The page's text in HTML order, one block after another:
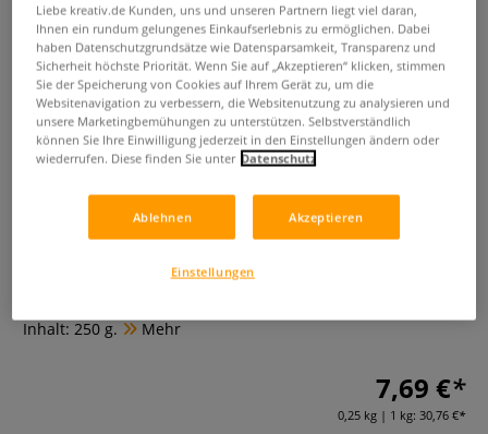
ARTIDEE® 3D-Glasgel
0 Bewertungen
lichtdurchlässigen 3D-Effekten auf transparenten
Inhalt: 250 g.
Mehr
7,69 €
0,25 kg | 1 kg: 30,76 €
Liebe kreativ.de Kunden, uns und unseren Partnern liegt viel daran,
Ihnen ein rundum gelungenes Einkaufserlebnis zu ermöglichen. Dabei
haben Datenschutzgrundsätze wie Datensparsamkeit, Transparenz und
Sicherheit höchste Priorität. Wenn Sie auf „Akzeptieren“ klicken, stimmen
Sie der Speicherung von Cookies auf Ihrem Gerät zu, um die
Websitenavigation zu verbessern, die Websitenutzung zu analysieren und
unsere Marketingbemühungen zu unterstützen. Selbstverständlich
können Sie Ihre Einwilligung jederzeit in den Einstellungen ändern oder
wiederrufen. Diese finden Sie unter Datenschutz
Ablehnen Akzeptieren
Einstellungen